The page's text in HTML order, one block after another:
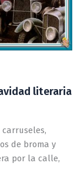
literaria
de broma y
por la calle,